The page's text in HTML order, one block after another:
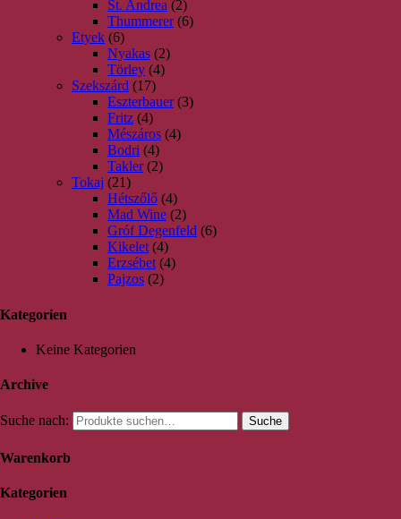
St. Andrea (2)
Thummerer (6)
Etyek (6)
Nyakas (2)
Törley (4)
Szekszárd (17)
Eszterbauer (3)
Fritz (4)
Mészáros (4)
Bodri (4)
Takler (2)
Tokaj (21)
Hétszőlő (4)
Mad Wine (2)
Gróf Degenfeld (6)
Kikelet (4)
Erzsébet (4)
Pajzos (2)
Kategorien
Keine Kategorien
Archive
Suche nach: Suche
Warenkorb
Kategorien